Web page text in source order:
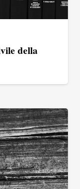
della